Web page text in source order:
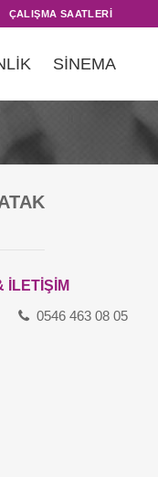
ÇALIŞMA SAATLERİ
SİNEMA
İLETİŞİM
0546 463 08 05